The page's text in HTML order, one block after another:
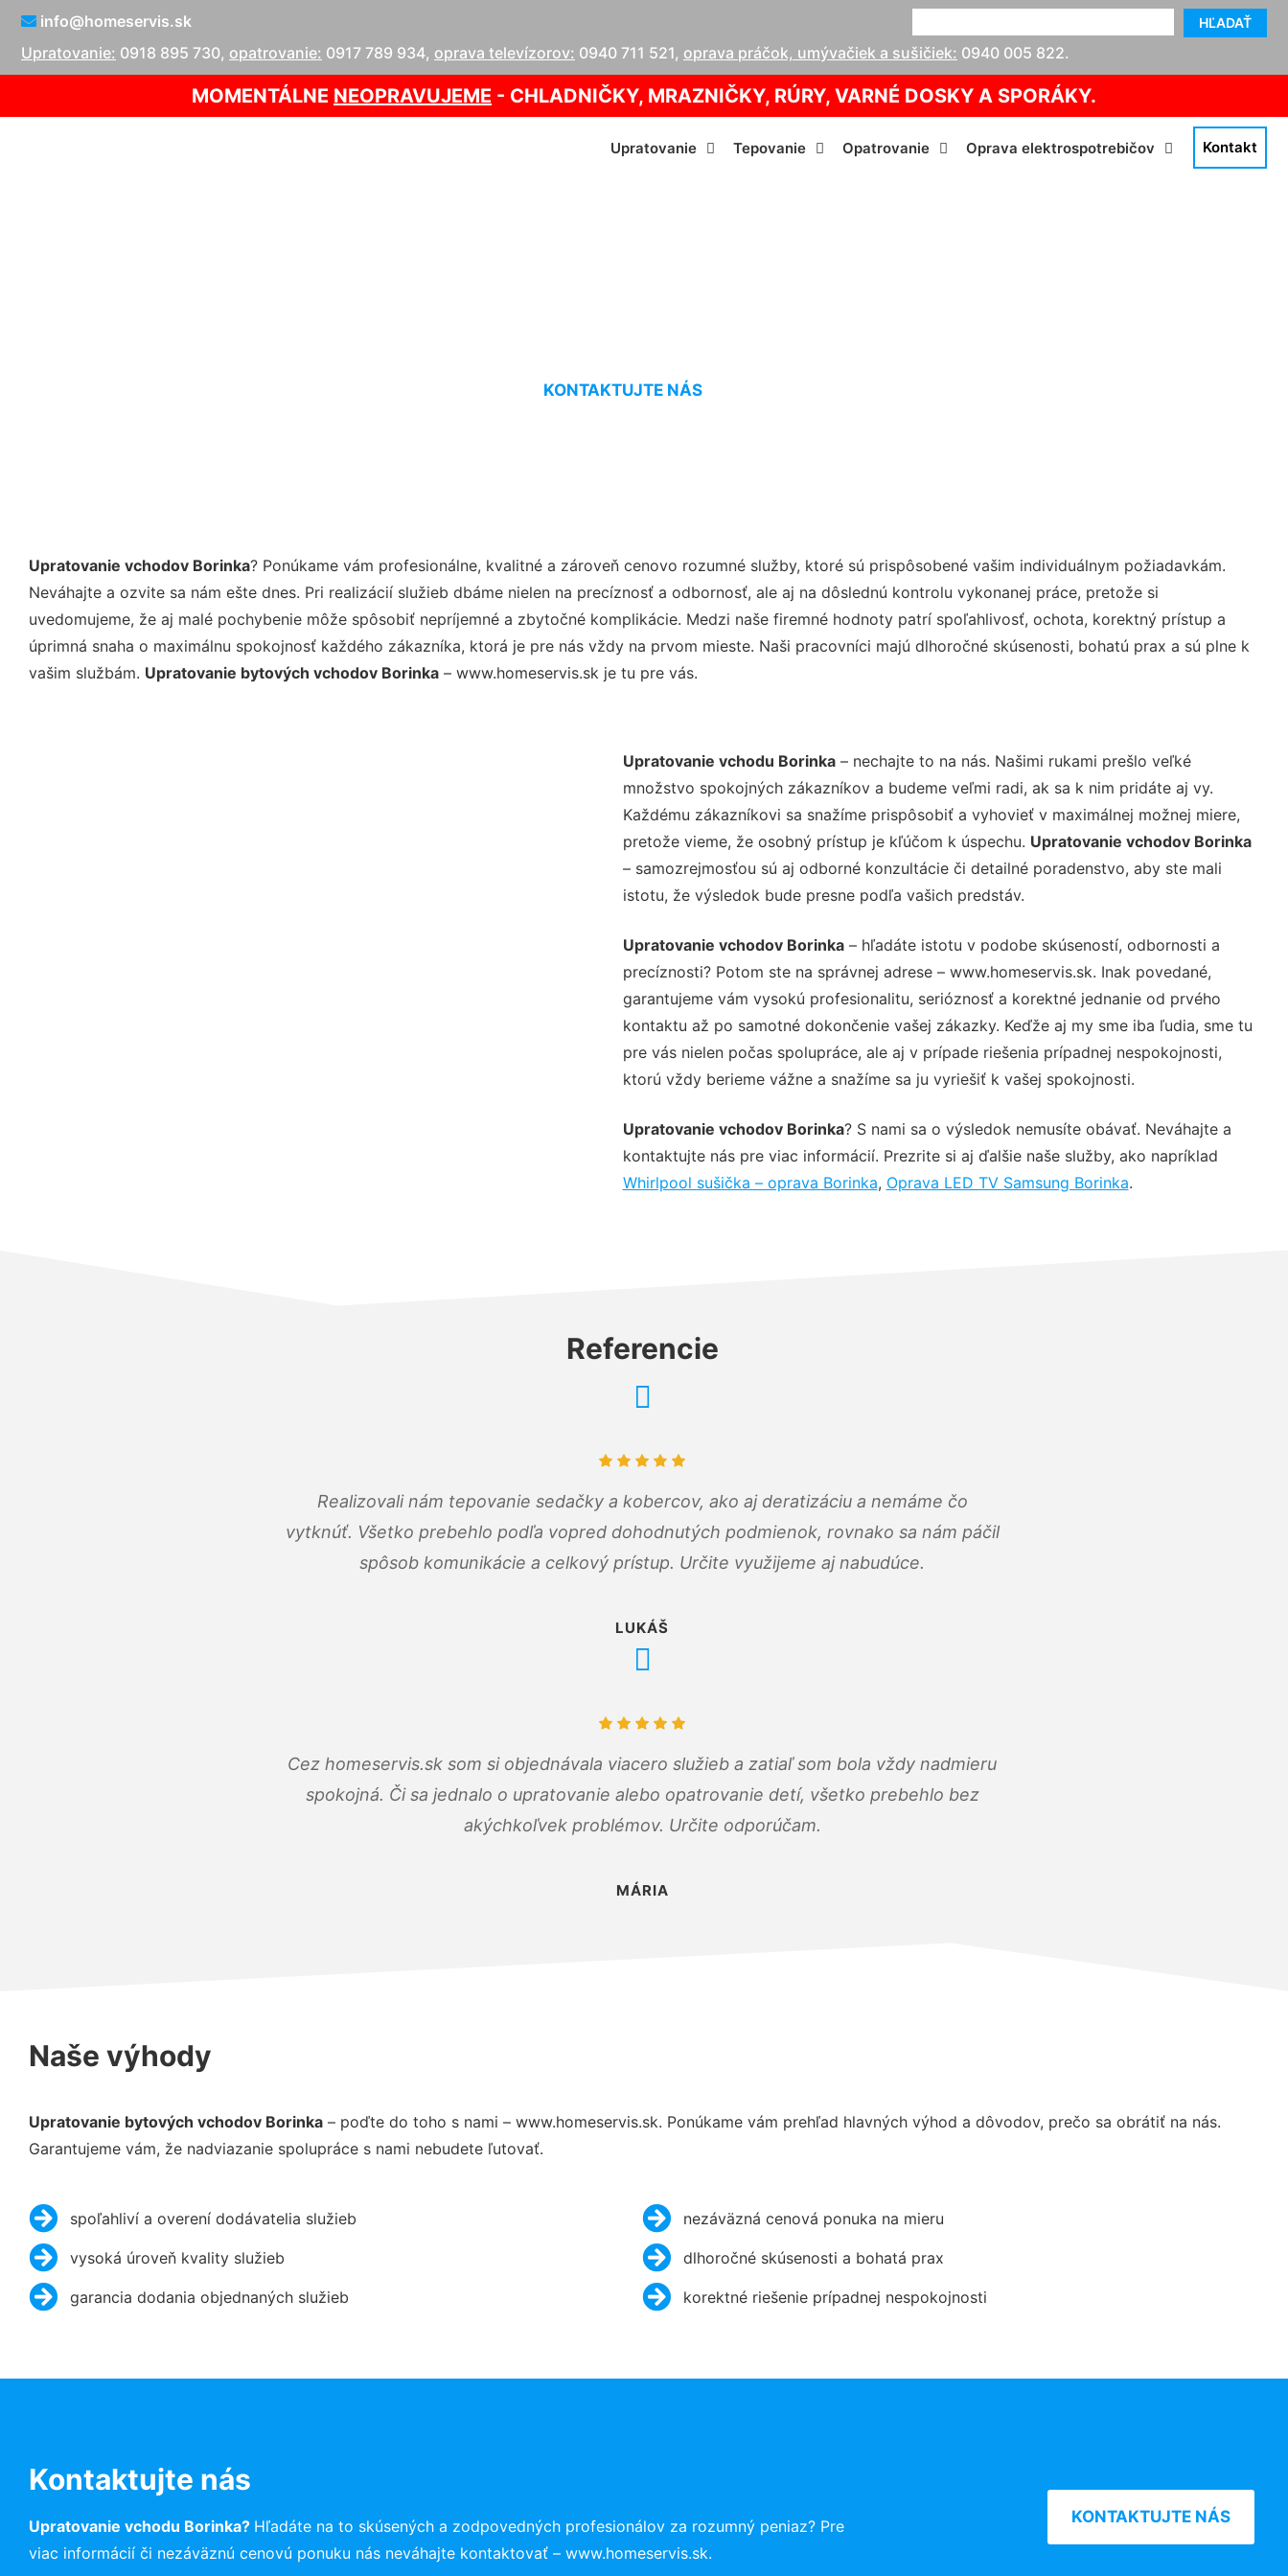
HĽADAŤ
info@homeservis.sk
Upratovanie: 0918 895 730, opatrovanie: 0917 789 934, oprava televízorov: 0940 711 521, oprava práčok, umývačiek a sušičiek: 0940 005 822.
MOMENTÁLNE NEOPRAVUJEME - CHLADNIČKY, MRAZNIČKY, RÚRY, VARNÉ DOSKY A SPORÁKY.
Upratovanie Tepovanie Opatrovanie Oprava elektrospotrebičov Kontakt
KONTAKTUJTE NÁS
Upratovanie vchodov Borinka? Ponúkame vám profesionálne, kvalitné a zároveň cenovo rozumné služby, ktoré sú prispôsobené vašim individuálnym požiadavkám.
Neváhajte a ozvite sa nám ešte dnes. Pri realizácií služieb dbáme nielen na precíznosť a odbornosť, ale aj na dôslednú kontrolu vykonanej práce, pretože si
uvedomujeme, že aj malé pochybenie môže spôsobiť nepríjemné a zbytočné komplikácie. Medzi naše firemné hodnoty patrí spoľahlivosť, ochota, korektný prístup a
úprimná snaha o maximálnu spokojnosť každého zákazníka, ktorá je pre nás vždy na prvom mieste. Naši pracovníci majú dlhoročné skúsenosti, bohatú prax a sú plne k
vašim službám. Upratovanie bytových vchodov Borinka – www.homeservis.sk je tu pre vás.
Upratovanie vchodu Borinka– nechajte to na nás. Našimi rukami prešlo veľké
množstvo spokojných zákazníkov a budeme veľmi radi, ak sa k nim pridáte aj vy.
Každému zákazníkovi sa snažíme prispôsobiť a vyhovieť v maximálnej možnej miere,
pretože vieme, že osobný prístup je kľúčom k úspechu. Upratovanie vchodov Borinka
– samozrejmosťou sú aj odborné konzultácie či detailné poradenstvo, aby ste mali
istotu, že výsledok bude presne podľa vašich predstáv.
Upratovanie vchodov Borinka– hľadáte istotu v podobe skúseností, odbornosti a
precíznosti? Potom ste na správnej adrese – www.homeservis.sk. Inak povedané,
garantujeme vám vysokú profesionalitu, serióznosť a korektné jednanie od prvého
kontaktu až po samotné dokončenie vašej zákazky. Keďže aj my sme iba ľudia, sme tu
pre vás nielen počas spolupráce, ale aj v prípade riešenia prípadnej nespokojnosti,
ktorú vždy berieme vážne a snažíme sa ju vyriešiť k vašej spokojnosti.
Upratovanie vchodov Borinka? S nami sa o výsledok nemusíte obávať. Neváhajte a
kontaktujte nás pre viac informácií. Prezrite si aj ďalšie naše služby, ako napríklad
Whirlpool sušička – oprava Borinka, Oprava LED TV Samsung Borinka.
Referencie
Realizovali nám tepovanie sedačky a kobercov, ako aj deratizáciu a nemáme čo
vytknúť. Všetko prebehlo podľa vopred dohodnutých podmienok, rovnako sa nám páčil
spôsob komunikácie a celkový prístup. Určite využijeme aj nabudúce.
LUKÁŠ
Cez homeservis.sk som si objednávala viacero služieb a zatiaľ som bola vždy nadmieru
spokojná. Či sa jednalo o upratovanie alebo opatrovanie detí, všetko prebehlo bez
akýchkoľvek problémov. Určite odporúčam.
MÁRIA
Naše výhody
Upratovanie bytových vchodov Borinka – poďte do toho s nami – www.homeservis.sk. Ponúkame vám prehľad hlavných výhod a dôvodov, prečo sa obrátiť na nás.
Garantujeme vám, že nadviazanie spolupráce s nami nebudete ľutovať.
spoľahliví a overení dodávatelia služieb
vysoká úroveň kvality služieb
garancia dodania objednaných služieb
nezáväzná cenová ponuka na mieru
dlhoročné skúsenosti a bohatá prax
korektné riešenie prípadnej nespokojnosti
Kontaktujte nás
Upratovanie vchodu Borinka? Hľadáte na to skúsených a zodpovedných profesionálov za rozumný peniaz? Pre
viac informácií či nezáväznú cenovú ponuku nás neváhajte kontaktovať – www.homeservis.sk.
KONTAKTUJTE NÁS